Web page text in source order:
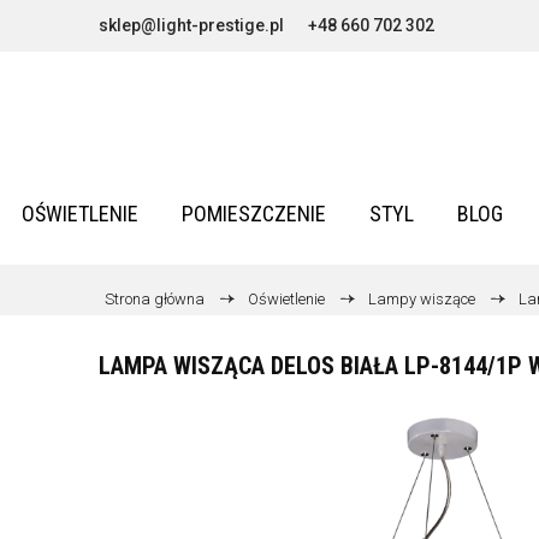
sklep@light-prestige.pl +48 660 702 302
OŚWIETLENIE POMIESZCZENIE STYL BLOG
Strona główna Oświetlenie Lampy wiszące
LAMPA WISZĄCA DELOS BIAŁA LP-8144/1P